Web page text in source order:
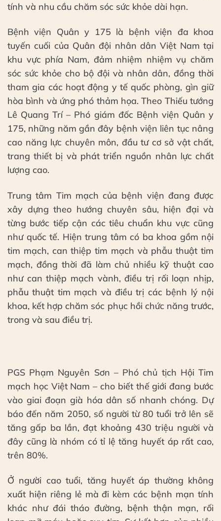
tính và nhu cầu chăm sóc sức khỏe dài hạn.
Bệnh viện Quân y 175 là bệnh viện đa khoa
tuyến cuối của Quân đội nhân dân Việt Nam tại
khu vực phía Nam, đảm nhiệm nhiệm vụ chăm
sóc sức khỏe cho bộ đội và nhân dân, đồng thời
tham gia các hoạt động y tế quốc phòng, gìn giữ
hòa bình và ứng phó thảm họa. Theo Thiếu tướng
Lê Quang Trí – Phó giám đốc Bệnh viện Quân y
175, những năm gần đây bệnh viện liên tục nâng
cao năng lực chuyên môn, đầu tư cơ sở vật chất,
trang thiết bị và phát triển nguồn nhân lực chất
lượng cao.
Trung tâm Tim mạch của bệnh viện đang được
xây dựng theo hướng chuyên sâu, hiện đại và
từng bước tiếp cận các tiêu chuẩn khu vực cũng
như quốc tế. Hiện trung tâm có ba khoa gồm nội
tim mạch, can thiệp tim mạch và phẫu thuật tim
mạch, đồng thời đã làm chủ nhiều kỹ thuật cao
như can thiệp mạch vành, điều trị rối loạn nhịp,
phẫu thuật tim mạch và điều trị các bệnh lý nội
khoa, kết hợp chăm sóc phục hồi chức năng trước,
trong và sau điều trị.
PGS Phạm Nguyên Sơn – Phó chủ tịch Hội Tim
mạch học Việt Nam – cho biết thế giới đang bước
vào giai đoạn già hóa dân số nhanh chóng. Dự
báo đến năm 2050, số người từ 80 tuổi trở lên sẽ
tăng gấp ba lần, đạt khoảng 430 triệu người và
đây cũng là nhóm có tỉ lệ tăng huyết áp rất cao,
trên 80%.
Ở người cao tuổi, tăng huyết áp thường không
xuất hiện riêng lẻ mà đi kèm các bệnh mạn tính
khác như đái tháo đường, bệnh thận mạn, rối